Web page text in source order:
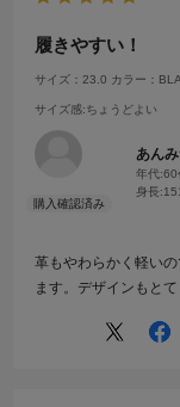
履きやすい！
サイズ：23.0 カラー：
サイズ感:ちょうどよい
あん
年代:60
身長:
革もやわらかく軽い
ます。デザインもとて